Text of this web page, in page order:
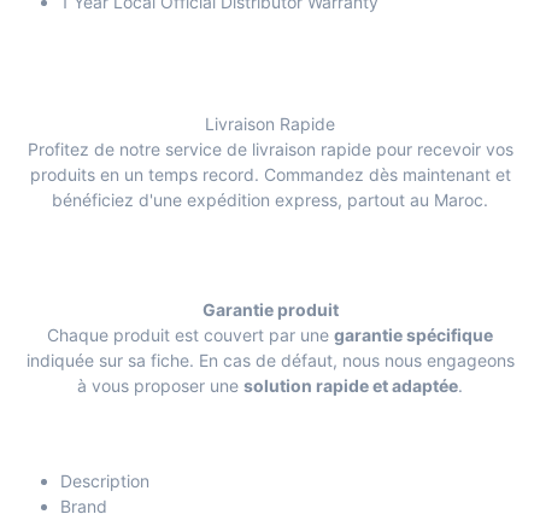
Livraison Rapide
Profitez de notre service de livraison rapide pour recevoir vos
produits en un temps record. Commandez dès maintenant et
bénéficiez d'une expédition express, partout au Maroc.
Garantie produit
Chaque produit est couvert par une garantie spécifique
indiquée sur sa fiche. En cas de défaut, nous nous engageons
à vous proposer une solution rapide et adaptée.
Description
Brand